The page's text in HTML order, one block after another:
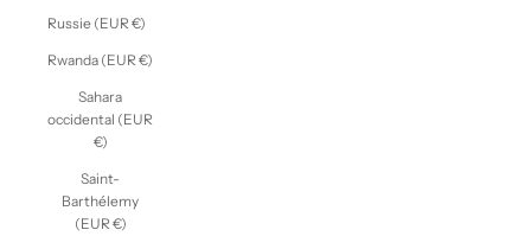
Russie (EUR €)
Rwanda (EUR €)
Sahara
occidental (EUR
€)
Saint-
Barthélemy
(EUR €)